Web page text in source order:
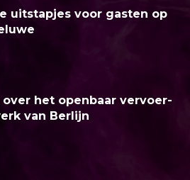
uitstapjes voor gasten op
over het openbaar vervoer-
van Berlijn